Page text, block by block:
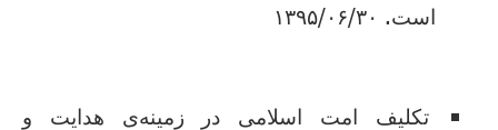
است. ۱۳۹۵/۰۶/۳۰
تکلیف امت اسلامی در زمینه‌ی هدایت و